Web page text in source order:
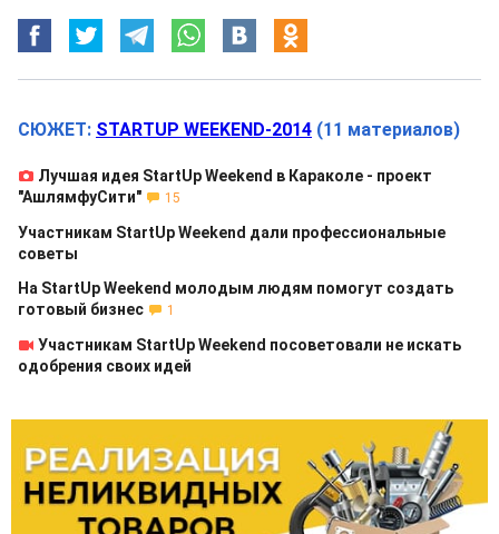
СЮЖЕТ: STARTUP WEEKEND-2014 (11 материалов)
Лучшая идея StartUp Weekend в Караколе - проект
"АшлямфуСити"
15
Участникам StartUp Weekend дали профессиональные
советы
На StartUp Weekend молодым людям помогут создать
готовый бизнес
1
Участникам StartUp Weekend посоветовали не искать
одобрения своих идей